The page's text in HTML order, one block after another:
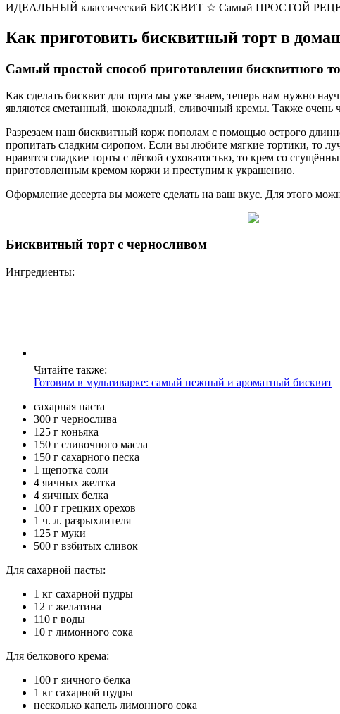
ИДЕАЛЬНЫЙ классический БИСКВИТ ☆ Самый ПРОСТОЙ
Как приготовить бисквитный торт в
Самый простой способ приготовления бисквитного
Как сделать бисквит для торта мы уже знаем, теперь нам нужно
являются сметанный, шоколадный, сливочный кремы. Также очень
Разрезаем наш бисквитный корж пополам с помощью острого
пропитать сладким сиропом. Если вы любите мягкие тортики, то
нравятся сладкие торты с лёгкой суховатостью, то крем со
приготовленным кремом коржи и преступим к украшению.
Оформление десерта вы можете сделать на ваш вкус. Для этого
Бисквитный торт с черносливом
Ингредиенты:
Читайте также:
Готовим в мультиварке: самый нежный и ароматный бисквит
сахарная паста
300 г чернослива
125 г коньяка
150 г сливочного масла
150 г сахарного песка
1 щепотка соли
4 яичных желтка
4 яичных белка
100 г грецких орехов
1 ч. л. разрыхлителя
125 г муки
500 г взбитых сливок
Для сахарной пасты:
1 кг сахарной пудры
12 г желатина
110 г воды
10 г лимонного сока
Для белкового крема:
100 г яичного белка
1 кг сахарной пудры
несколько капель лимонного сока